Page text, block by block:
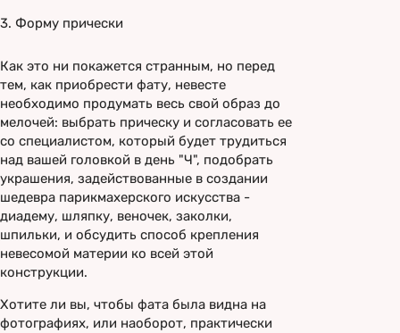
3. Форму прически
Как это ни покажется странным, но перед
тем, как приобрести фату, невесте
необходимо продумать весь свой образ до
мелочей: выбрать прическу и согласовать ее
со специалистом, который будет трудиться
над вашей головкой в день "Ч", подобрать
украшения, задействованные в создании
шедевра парикмахерского искусства -
диадему, шляпку, веночек, заколки,
шпильки, и обсудить способ крепления
невесомой материи ко всей этой
конструкции.
Хотите ли вы, чтобы фата была видна на
фотографиях, или наоборот, практически